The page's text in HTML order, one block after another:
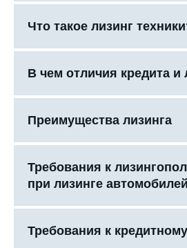
Что такое лизинг
В чем отличия кредита и
Преимущества лизинга
Требования к
при лизинге автомобилей
Требования к